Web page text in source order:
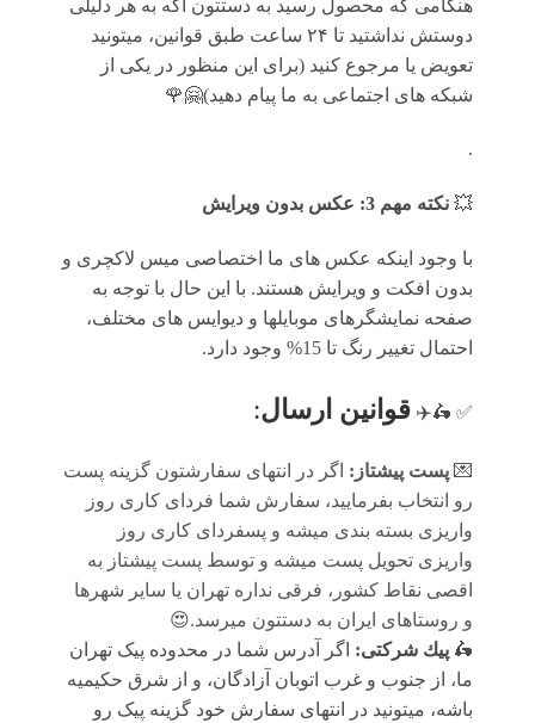
هنگامی که محصول رسید به دستتون اگه به هر دلیلی
دوستش نداشتید تا ۲۴ ساعت طبق قوانین، میتونید
تعویض یا مرجوع کنید (برای این منظور در یکی از
شبکه های اجتماعی به ما پیام دهید)🤗🌹
.
💥 نکته مهم 3: عکس بدون ویرایش
با وجود اینکه عکس های ما اختصاصی میس لاکچری و
بدون افکت و ویرایش هستند. با این حال با توجه به
صفحه نمایشگرهای موبایلها و دیوایس های مختلف،
احتمال تغییر رنگ تا 15% وجود دارد.
✅ 🛵✈️ قوانين ارسال:
💌 پست پیشتاز: اگر در انتهای سفارشتون گزینه پست
رو انتخاب بفرمایید، سفارش شما فردای کاری روز
واریزی بسته بندی میشه و پسفردای کاری روز
واریزی تحویل پست میشه و توسط پست پیشتاز به
اقصی نقاط کشور، فرقی نداره تهران یا سایر شهرها
و روستاهای ایران به دستتون میرسد.😍
🛵 پيك شرکتی: اگر آدرس شما در محدوده پیک تهران
ما، از جنوب و غرب اتوبان آزادگان، و از شرق حکیمیه
باشه، میتونید در انتهای سفارش خود گزینه پیک رو